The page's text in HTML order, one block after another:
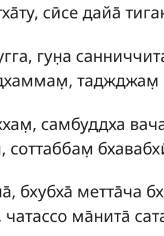
сӣсе дайа̄
гун̣а
самбуддха
бхубха̄ метта̄ча
ма̄нита̄